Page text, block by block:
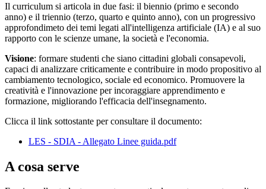
Il curriculum si articola in due fasi: il biennio (primo e secondo
anno) e il triennio (terzo, quarto e quinto anno), con un progressivo
approfondimeto dei temi legati all'intelligenza artificiale (IA) e al suo
rapporto con le scienze umane, la società e l'economia.
Visione: formare studenti che siano cittadini globali consapevoli,
capaci di analizzare criticamente e contribuire in modo propositivo al
cambiamento tecnologico, sociale ed economico. Promuovere la
creatività e l'innovazione per incoraggiare apprendimento e
formazione, migliorando l'efficacia dell'insegnamento.
Clicca il link sottostante per consultare il documento:
LES - SDIA - Allegato Linee guida.pdf
A cosa serve